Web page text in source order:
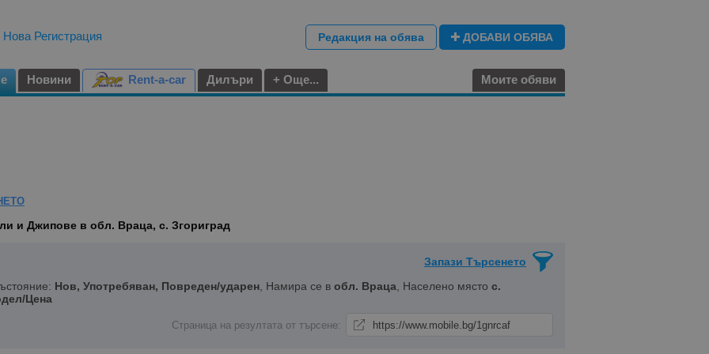
Нова Регистрация Редакция на обява ДОБАВИ ОБЯВА
Новини Rent-a-car Дилъри + Още... Моите обяви
и Джипове в обл. Враца, с. Згориград
Запази Търсенето
Нов, Употребяван, Повреден/ударен, Намира се в обл. Враца, Населено място с.
Цена
Страница на резултата от търсене: